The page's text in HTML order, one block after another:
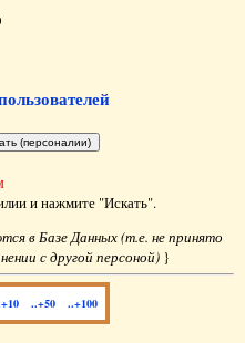
и нажмите "Искать".
в Базе Данных (т.е. не принято
с другой персоной) }
..+50 ..+100